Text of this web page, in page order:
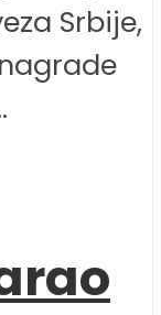
Srbije,